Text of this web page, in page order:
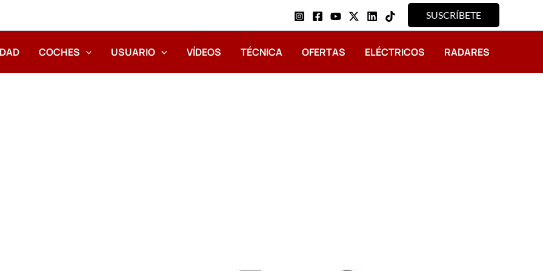
SUSCRÍBETE
COCHES USUARIO VÍDEOS TÉCNICA OFERTAS ELÉCTRICOS RADARES